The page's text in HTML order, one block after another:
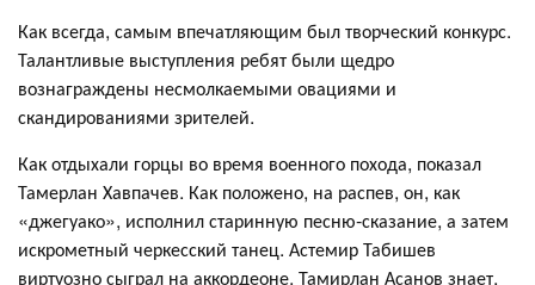
Как всегда, самым впечатляющим был творческий конкурс.
Талантливые выступления ребят были щедро
вознаграждены несмолкаемыми овациями и
скандированиями зрителей.
Как отдыхали горцы во время военного похода, показал
Тамерлан Хавпачев. Как положено, на распев, он, как
«джегуако», исполнил старинную песню-сказание, а затем
искрометный черкесский танец. Астемир Табишев
виртуозно сыграл на аккордеоне. Тамирлан Асанов знает,